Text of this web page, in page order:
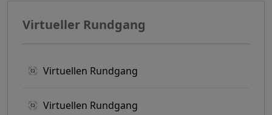
Virtueller Rundgang
Virtuellen Rundgang
Virtuellen Rundgang